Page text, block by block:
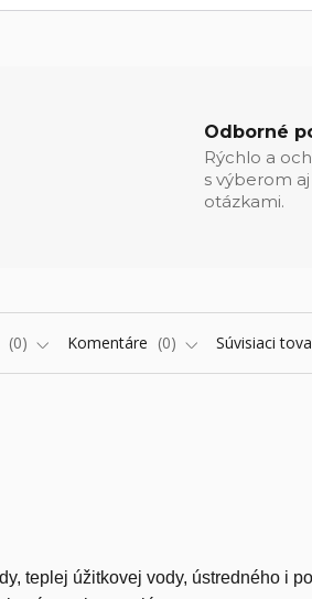
Odborné
Rýchlo a
s výberom
otázkami.
0 Komentáre 0 Súvisiaci
teplej úžitkovej vody, ústredného i